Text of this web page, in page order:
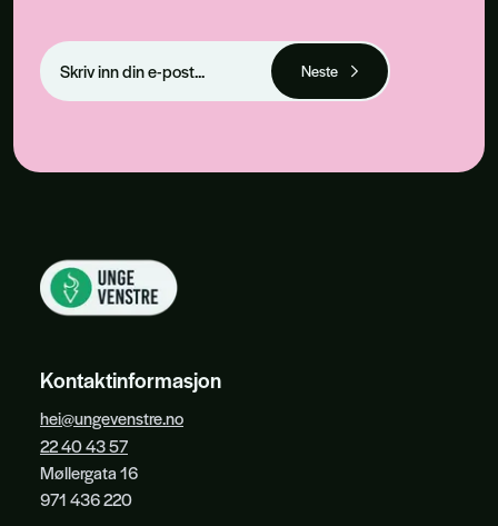
Neste
Kontaktinformasjon
hei@ungevenstre.no
22 40 43 57
Møllergata 16
971 436 220